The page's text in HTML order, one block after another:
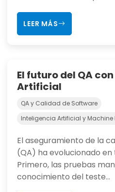
LEER MÁS
El futuro del QA
Artificial
QA y Calidad de Software
Inteligencia Artificial y Machine
El aseguramiento de la
(QA) ha evolucionado
Primero, las pruebas
conocimiento del teste...